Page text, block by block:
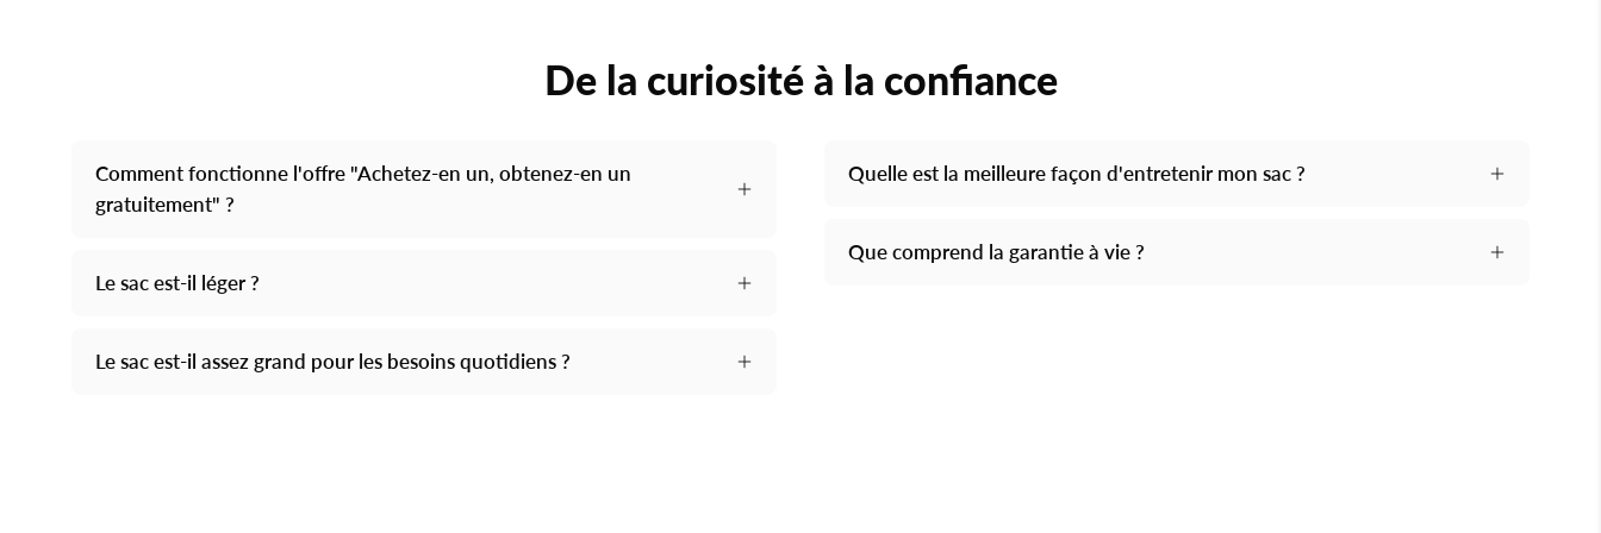
couleur
or
présentée
fond
De la curiosité à la confiance
Comment fonctionne l'offre "Achetez-en un, obtenez-en un
gratuitement" ?
Le sac est-il léger ?
Le sac est-il assez grand pour les besoins quotidiens ?
Quelle est la meilleure façon d'entretenir mon sac ?
Que comprend la garantie à vie ?